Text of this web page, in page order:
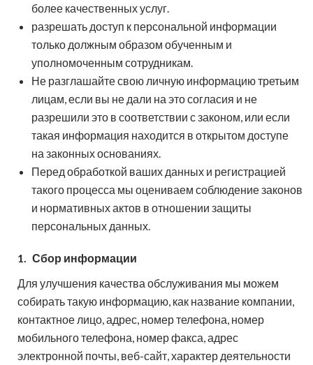
более качественных услуг.
разрешать доступ к персональной информации
только должным образом обученным и
уполномоченным сотрудникам.
Не разглашайте свою личную информацию третьим
лицам, если вы не дали на это согласия и не
разрешили это в соответствии с законом, или если
такая информация находится в открытом доступе
на законных основаниях.
Перед обработкой ваших данных и регистрацией
такого процесса мы оцениваем соблюдение законов
и нормативных актов в отношении защиты
персональных данных.
1. Сбор информации
Для улучшения качества обслуживания мы можем
собирать такую ​​информацию, как название компании,
контактное лицо, адрес, номер телефона, номер
мобильного телефона, номер факса, адрес
электронной почты, веб-сайт, характер деятельности